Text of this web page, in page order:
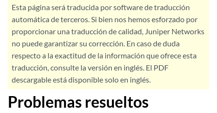
Esta página será traducida por software de traducción
automática de terceros. Si bien nos hemos esforzado por
proporcionar una traducción de calidad, Juniper Networks
no puede garantizar su corrección. En caso de duda
respecto a la exactitud de la información que ofrece esta
traducción, consulte la versión en inglés. El PDF
descargable está disponible solo en inglés.
Problemas resueltos